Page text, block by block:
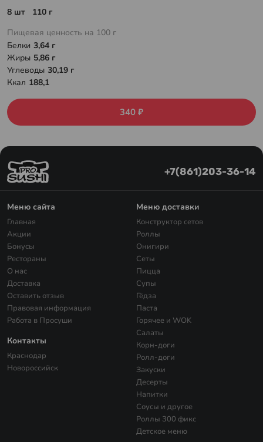
8 шт 110 г
Пищевая ценность на 100 г
Белки 3,64 г
Жиры 5,86 г
Углеводы 30,19 г
Ккал 188,1
340 ₽
+7(861)203-36-14
Меню сайта
Главная
Акции
Бонусы
Рестораны
О нас
Доставка
Оставить отзыв
Правовая информация
Работа в Просуши
Контакты
Краснодар
Новороссийск
Меню доставки
Конструктор сетов
Роллы
Онигири
Сеты
Пицца
Супы
Гёдза
Паста
Горячее и WOK
Салаты
Корн-доги
Ролл-доги
Закуски
Десерты
Напитки
Соусы и другое
Роллы 300 фикс
Детское меню